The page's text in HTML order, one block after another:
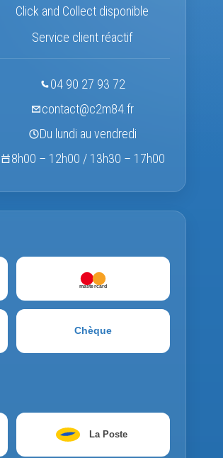
Click and Collect disponible
Service client réactif
04 90 27 93 72
contact@c2m84.fr
Du lundi au vendredi
8h00 – 12h00 / 13h30 – 17h00
mastercard
Chèque
La Poste